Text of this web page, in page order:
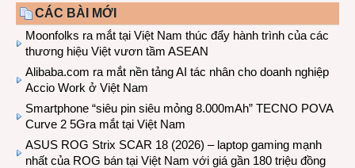
CÁC BÀI MỚI
Moonfolks ra mắt tại Việt Nam thúc đẩy hành trình của các
thương hiệu Việt vươn tầm ASEAN
Alibaba.com ra mắt nền tảng AI tác nhân cho doanh nghiệp
Accio Work ở Việt Nam
Smartphone “siêu pin siêu mỏng 8.000mAh” TECNO POVA
Curve 2 5Gra mắt tại Việt Nam
ASUS ROG Strix SCAR 18 (2026) – laptop gaming mạnh
nhất của ROG bán tại Việt Nam với giá gần 180 triệu đồng